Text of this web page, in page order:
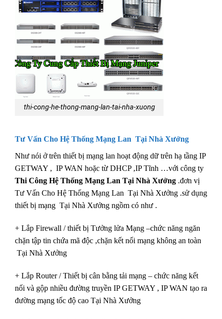
thi-cong-he-thong-mang-lan-tai-nha-xuong
Tư Vấn Cho Hệ Thống Mạng Lan Tại Nhà Xưởng
Như nói ở trên thiết bị mạng lan hoạt động dữ trên hạ tầng IP
GETWAY , IP WAN hoặc từ DHCP ,IP Tĩnh …với công ty
Thi Công Hệ Thống Mạng Lan Tại Nhà Xưởng .đơn vị
Tư Vấn Cho Hệ Thống Mạng Lan Tại Nhà Xưởng .sử dụng
thiết bị mạng Tại Nhà Xưởng ngồm có như .
+ Lắp Firewall / thiết bị Tưởng lửa Mạng –chức năng ngăn
chặn tập tin chứa mã độc ,chặn kết nối mạng không an toàn
Tại Nhà Xưởng
+ Lắp Router / Thiết bị cân bằng tải mạng – chức năng kết
nối và gộp nhiều đường truyền IP GETWAY , IP WAN tạo ra
đường mạng tốc độ cao Tại Nhà Xưởng